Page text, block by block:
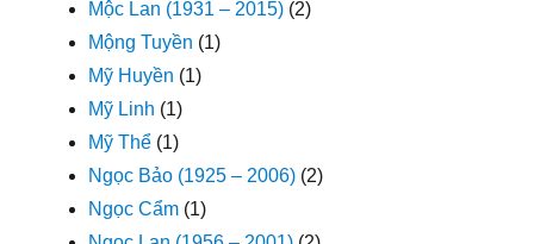
Mộc Lan (1931 – 2015) (2)
Mộng Tuyền (1)
Mỹ Huyền (1)
Mỹ Linh (1)
Mỹ Thể (1)
Ngọc Bảo (1925 – 2006) (2)
Ngọc Cẩm (1)